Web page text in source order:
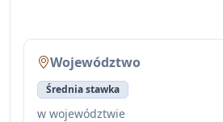
Województwo
Średnia stawka
w województwie